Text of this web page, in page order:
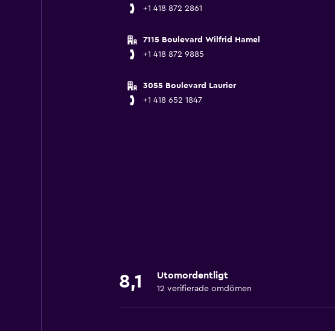
+1 418 872 2861
7115 Boulevard Wilfrid Hamel
+1 418 872 9885
3055 Boulevard Laurier
+1 418 652 1847
8,1 Utomordentligt
12 verifierade omdömen